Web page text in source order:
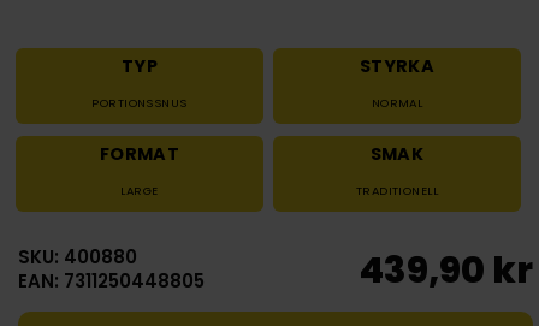
TYP
PORTIONSSNUS
STYRKA
NORMAL
FORMAT
LARGE
SMAK
TRADITIONELL
SKU: 400880
EAN: 7311250448805
439,90 kr